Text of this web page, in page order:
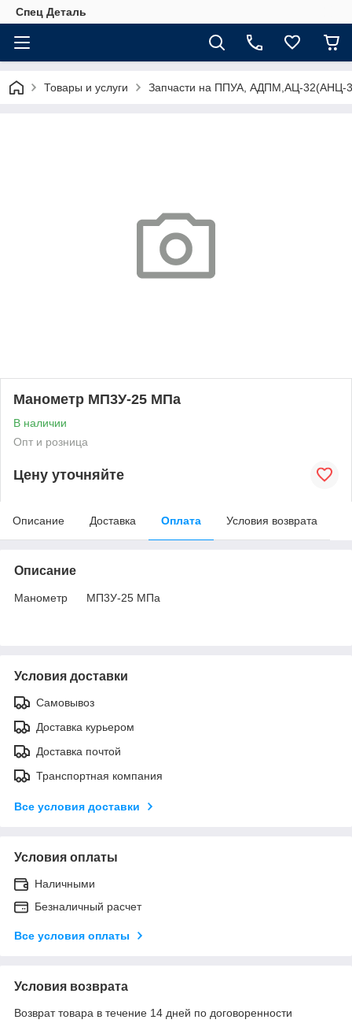
Спец Деталь
Товары и услуги Запчасти на ППУА, АДПМ,АЦ-32(АНЦ-
Манометр МП3У-25 МПа
В наличии
Опт и розница
Цену уточняйте
Описание Доставка Оплата Условия возврата
Описание
Манометр МП3У-25 МПа
Условия доставки
Самовывоз
Доставка курьером
Доставка почтой
Транспортная компания
Все условия доставки
Условия оплаты
Наличными
Безналичный расчет
Все условия оплаты
Условия возврата
Возврат товара в течение 14 дней по договоренности